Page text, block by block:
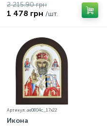
2 215.90 грн
1 478 грн /шт.
Артикул: ae0804c_17х22
Икона